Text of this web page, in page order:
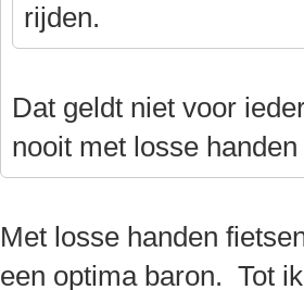
rijden.
Dat geldt niet voor
nooit met losse
Met losse handen
een optima baron. Tot